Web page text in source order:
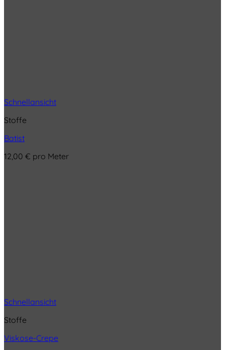
Schnellansicht
Stoffe
Batist
12,00 € pro Meter
Schnellansicht
Stoffe
Viskose-Crepe